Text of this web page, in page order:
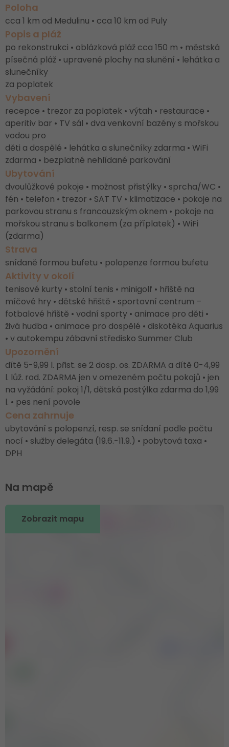
Poloha
cca 1 km od Medulinu • cca 10 km od Puly
Popis a pláž
po rekonstrukci • oblázková pláž cca 150 m • městská
písečná pláž • upravené plochy na slunění • lehátka a
slunečníky
za poplatek
Vybavení
recepce • trezor za poplatek • výtah • restaurace •
aperitiv bar • TV sál • dva venkovní bazény s mořskou
vodou pro
děti a dospělé • lehátka a slunečníky zdarma • WiFi
zdarma • bezplatné nehlídané parkování
Ubytování
dvoulůžkové pokoje • možnost přistýlky • sprcha/WC •
fén • telefon • trezor • SAT TV • klimatizace • pokoje na
parkovou stranu s francouzským oknem • pokoje na
mořskou stranu s balkonem (za příplatek) • WiFi
(zdarma)
Strava
snídaně formou bufetu • polopenze formou bufetu
Aktivity v okolí
tenisové kurty • stolní tenis • minigolf • hřiště na
míčové hry • dětské hřiště • sportovní centrum –
fotbalové hřiště • vodní sporty • animace pro děti •
živá hudba • animace pro dospělé • diskotéka Aquarius
• v autokempu zábavní středisko Summer Club
Upozornění
dítě 5-9,99 l. přist. se 2 dosp. os. ZDARMA a dítě 0-4,99
l. lůž. rod. ZDARMA jen v omezeném počtu pokojů • jen
na vyžádání: pokoj 1/1, dětská postýlka zdarma do 1,99
l. • pes není povole
Cena zahrnuje
ubytování s polopenzí, resp. se snídaní podle počtu
nocí • služby delegáta (19.6.-11.9.) • pobytová taxa •
DPH
Na mapě
Zobrazit mapu